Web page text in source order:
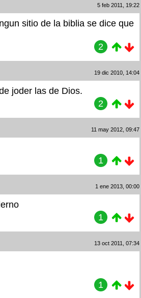
5 feb 2011, 19:22
sitio de la biblia se dice que
2
19 dic 2010, 14:04
joder las de Dios.
2
11 may 2012, 09:47
1
1 ene 2013, 00:00
1
13 oct 2011, 07:34
1